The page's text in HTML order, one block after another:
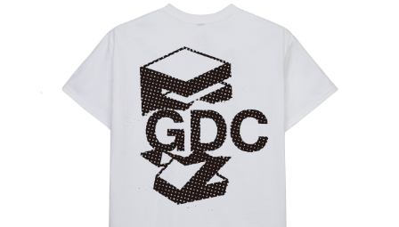
#SHOPPING ADDICT
#ESSENTIAL DESIGNS #古着サミット
#NEW VINTAGE #マイナーグッド図鑑
#路地裏てぃーん。 #MONTHLY JOURNAL
#フイナムのYouTube
#FOCUS IT
#FASHION